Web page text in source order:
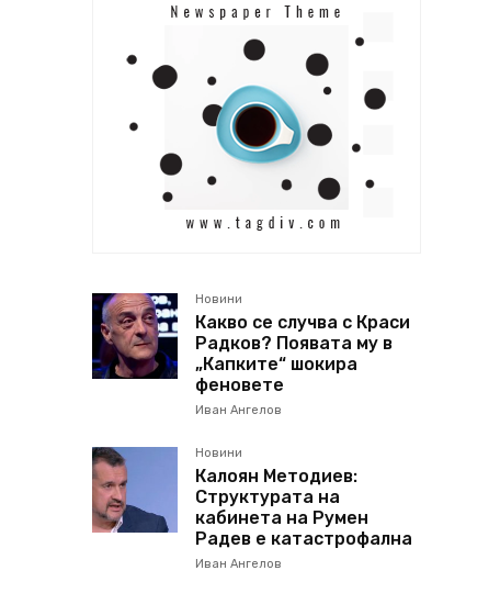
Новини
Какво се случва с Краси
Радков? Появата му в
„Капките“ шокира
феновете
Иван Ангелов
Новини
Калоян Методиев:
Структурата на
кабинета на Румен
Радев е катастрофална
Иван Ангелов